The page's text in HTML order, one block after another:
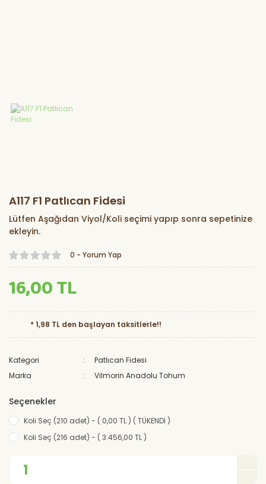
A117 F1 Patlıcan Fidesi
Lütfen Aşağıdan Viyol/Koli seçimi yapıp sonra sepetinize
ekleyin.
0 - Yorum Yap
16,00 TL
* 1,98 TL den başlayan taksitlerle!!
Kategori
Patlıcan Fidesi
Marka
Vilmorin Anadolu Tohum
Seçenekler
Koli Seç (210 adet) - ( 0,00 TL ) ( TÜKENDİ )
Koli Seç (216 adet) - ( 3.456,00 TL )